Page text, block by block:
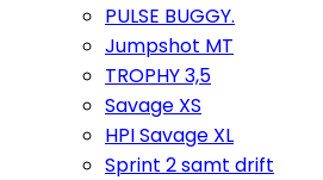
PULSE BUGGY.
Jumpshot MT
TROPHY 3,5
Savage XS
HPI Savage XL
Sprint 2 samt drift